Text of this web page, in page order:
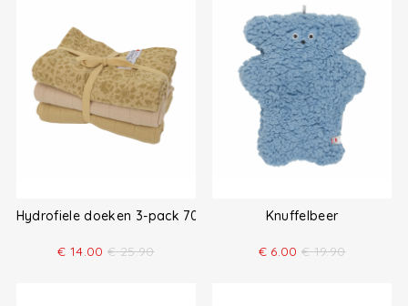
Hydrofiele doeken 3-pack 70x70
€ 14.00 € 25.90
Knuffelbeer
€ 6.00 € 19.90